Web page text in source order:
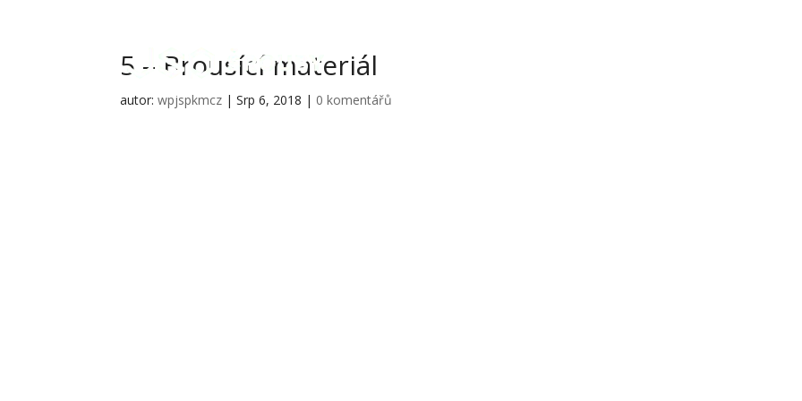
5 – Brousící materiál
autor:wpjspkmcz |Srp 6, 2018 | 0 komentářů